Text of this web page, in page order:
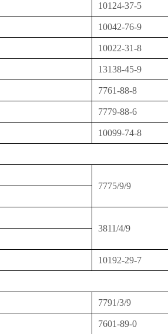
10124-37-5
10042-76-9
10022-31-8
13138-45-9
7761-88-8
7779-88-6
10099-74-8
7775/9/9
3811/4/9
10192-29-7
7791/3/9
7601-89-0